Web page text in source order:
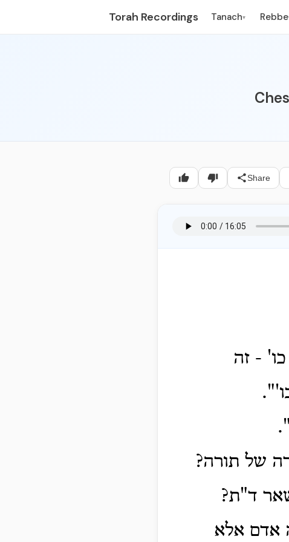
Torah Recordings Tanach▾ Rebbe
Share
- זה
של תורה?
ד"ת?
אדם אלא